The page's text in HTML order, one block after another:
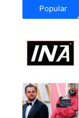
Popular